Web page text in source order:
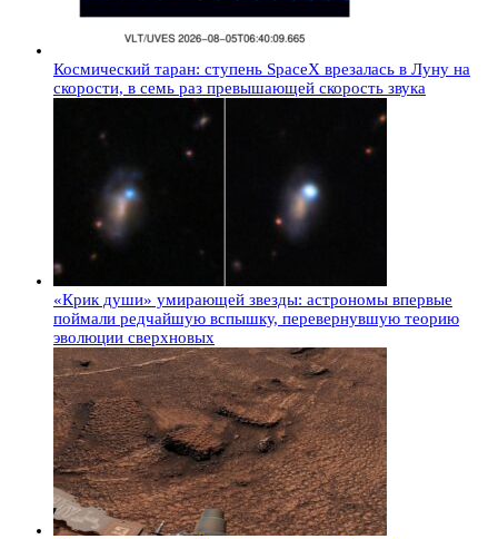
Космический таран: ступень SpaceX врезалась в Луну на
скорости, в семь раз превышающей скорость звука
«Крик души» умирающей звезды: астрономы впервые
поймали редчайшую вспышку, перевернувшую теорию
эволюции сверхновых